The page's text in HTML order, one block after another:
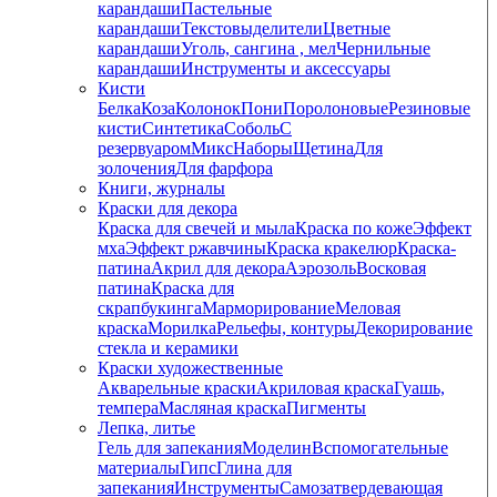
карандашиПастельные
карандашиТекстовыделителиЦветные
карандашиУголь, сангина , мелЧернильные
карандашиИнструменты и аксессуары
Кисти
БелкаКозаКолонокПониПоролоновыеРезиновые
кистиСинтетикаСобольС
резервуаромМиксНаборыЩетинаДля
золоченияДля фарфора
Книги, журналы
Краски для декора
Краска для свечей и мылаКраска по кожеЭффект
мхаЭффект ржавчиныКраска кракелюрКраска-
патинаАкрил для декораАэрозольВосковая
патинаКраска для
скрапбукингаМарморированиеМеловая
краскаМорилкаРельефы, контурыДекорирование
стекла и керамики
Краски художественные
Акварельные краскиАкриловая краскаГуашь,
темпераМасляная краскаПигменты
Лепка, литье
Гель для запеканияМоделинВспомогательные
материалыГипсГлина для
запеканияИнструментыСамозатвердевающая